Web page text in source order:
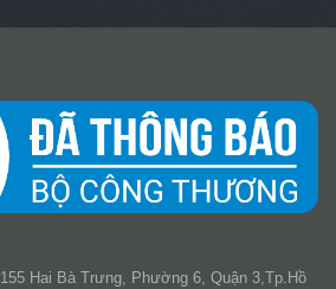
155 Hai Bà Trưng, Phường 6, Quận 3,Tp.Hồ